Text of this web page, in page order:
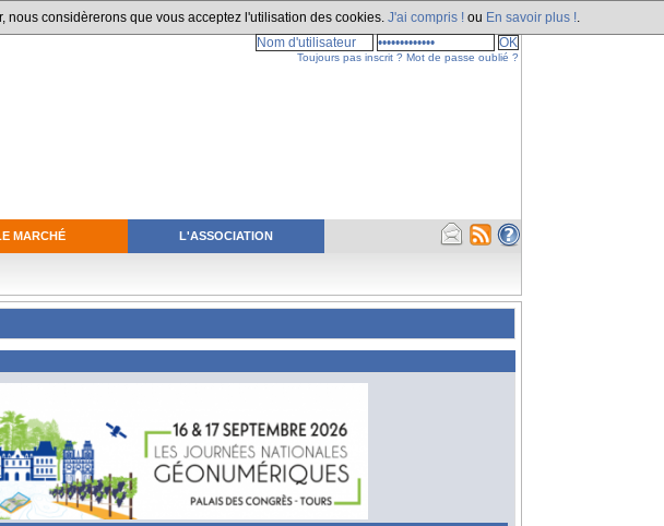
considèrerons que vous acceptez l'utilisation des cookies. J'ai compris ! ou En savoir plus !
MARCHÉ L'ASSOCIATION
Toujours pas inscrit ? Mot de passe oublié ?